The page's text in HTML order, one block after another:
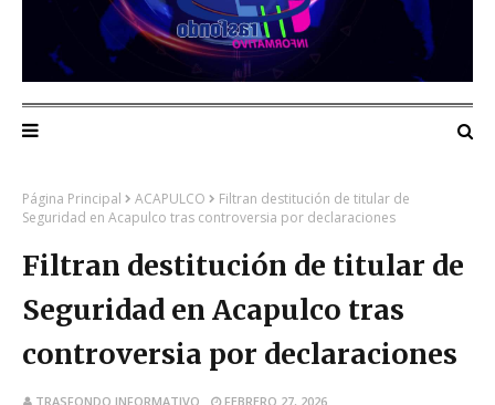
Página Principal ACAPULCO
Filtran destitución de titular de
Seguridad en Acapulco tras controversia por declaraciones
Filtran destitución de titular de
Seguridad en Acapulco tras
controversia por declaraciones
TRASFONDO INFORMATIVO FEBRERO 27, 2026